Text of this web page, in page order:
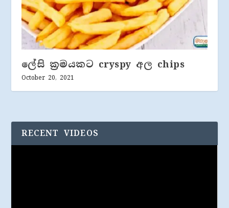
ලේසි ක්‍රමයකට cryspy අල chips
October 20, 2021
RECENT VIDEOS